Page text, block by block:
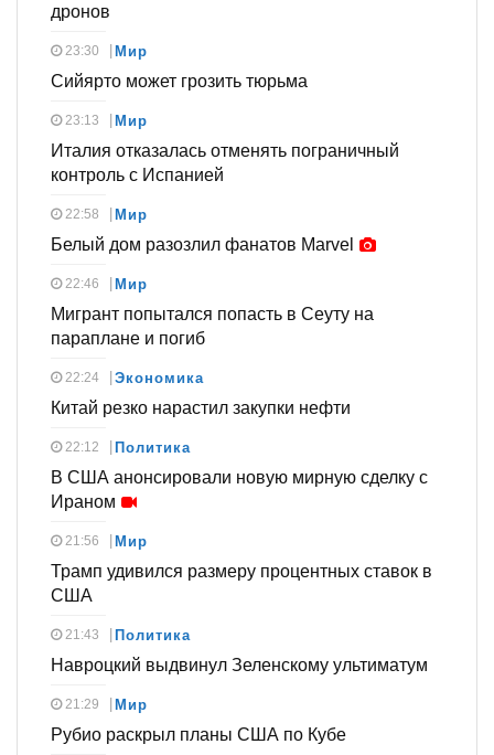
дронов
Мир
Сийярто может грозить тюрьма
23:30
Мир
Италия отказалась отменять пограничный
контроль с Испанией
23:13
Мир
Белый дом разозлил фанатов Marvel
22:58
Мир
Мигрант попытался попасть в Сеуту на
параплане и погиб
22:46
Экономика
Китай резко нарастил закупки нефти
22:24
Политика
В США анонсировали новую мирную сделку с
Ираном
22:12
Мир
Трамп удивился размеру процентных ставок в
США
21:56
Политика
Навроцкий выдвинул Зеленскому ультиматум
21:43
Мир
Рубио раскрыл планы США по Кубе
21:29